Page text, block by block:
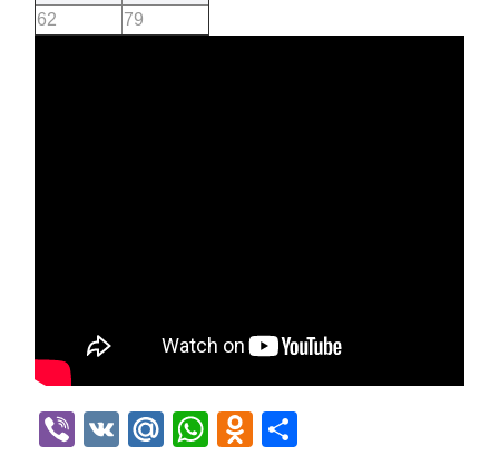
62
79
Viber
VK Mail.Ru
WhatsApp
Odnoklassniki